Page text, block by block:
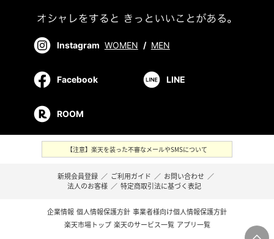
Instagram WOMEN / MEN
Facebook LINE
ROOM
【注意】楽天を装った不審なメールやSMSについて
新規会員登録 ／ ご利用ガイド ／ お問い合わせ ／
法人のお客様 ／ 特定商取引法に基づく表記
企業情報 個人情報保護方針 事業者様向け個人情報保護方針
楽天市場トップ 楽天のサービス一覧 アプリ一覧